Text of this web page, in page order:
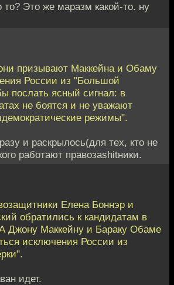
то? Это же маразм какой-то. ну
призывают Маккейна и Обаму
России из "Большой
послать ясный сигнал: в
не боятся и не уважают
режимы".
и раскрылось(для тех, кто не
работают правозаshitники.
Елена Боннэр и
обратились к кандидатам в
Джону Маккейну и Бараку Обаме
исключения России из
идет.